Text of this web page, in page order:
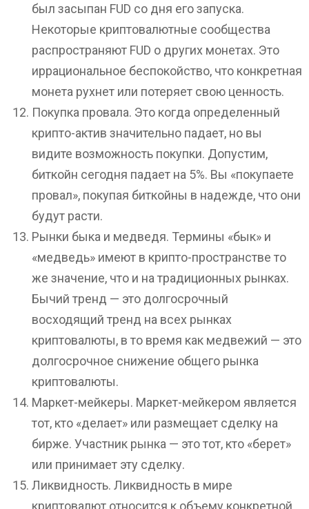
был засыпан FUD со дня его запуска.
Некоторые криптовалютные сообщества
распространяют FUD о других монетах. Это
иррациональное беспокойство, что конкретная
монета рухнет или потеряет свою ценность.
Покупка провала. Это когда определенный
крипто-актив значительно падает, но вы
видите возможность покупки. Допустим,
биткойн сегодня падает на 5%. Вы «покупаете
провал», покупая биткойны в надежде, что они
будут расти.
Рынки быка и медведя. Термины «бык» и
«медведь» имеют в крипто-пространстве то
же значение, что и на традиционных рынках.
Бычий тренд — это долгосрочный
восходящий тренд на всех рынках
криптовалюты, в то время как медвежий — это
долгосрочное снижение общего рынка
криптовалюты.
Маркет-мейкеры. Маркет-мейкером является
тот, кто «делает» или размещает сделку на
бирже. Участник рынка — это тот, кто «берет»
или принимает эту сделку.
Ликвидность. Ликвидность в мире
криптовалют относится к объему конкретной